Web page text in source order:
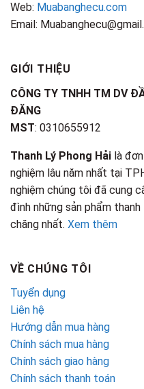
Web: Muabanghecu.com
Email:
GIỚI THIỆU
CÔNG TY TNHH TM DV
ĐĂNG
MST: 0310655912
Thanh Lý Phong Hải là
nghiệm lâu năm nhất tại
nghiệm chúng tôi đã cung
đình những sản phẩm
chăng nhất. Xem thêm
VỀ CHÚNG TÔI
Tuyển dụng
Liên hệ
Hướng dẫn mua hàng
Chính sách mua hàng
Chính sách giao hàng
Chính sách thanh toán